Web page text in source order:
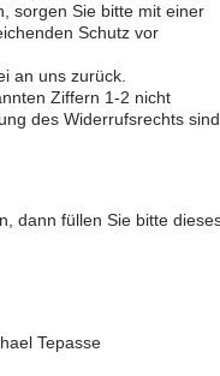
sorgen Sie bitte mit einer
Schutz vor
an uns zurück.
Ziffern 1-2 nicht
des Widerrufsrechts
dann füllen Sie bitte
Tepasse